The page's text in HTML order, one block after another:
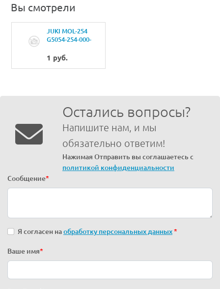
Вы смотрели
JUKI MOL-254
G5054-254-000-
BENDING SHAFT
1 руб.
Остались вопросы?
Напишите нам, и мы
обязательно ответим!
Нажимая Отправить вы соглашаетесь с
политикой конфиденциальности
Сообщение*
Я согласен наобработку персональных данных*
Ваше имя*